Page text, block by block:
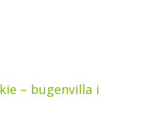
– bugenvilla i